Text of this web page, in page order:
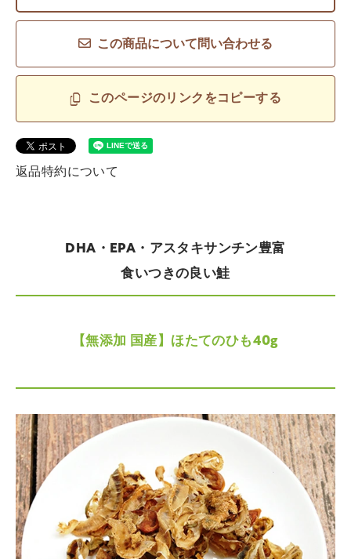
この商品について問い合わせる
このページのリンクをコピーする
返品特約について
DHA・EPA・アスタキサンチン豊富
食いつきの良い鮭
【無添加 国産】ほたてのひも40g